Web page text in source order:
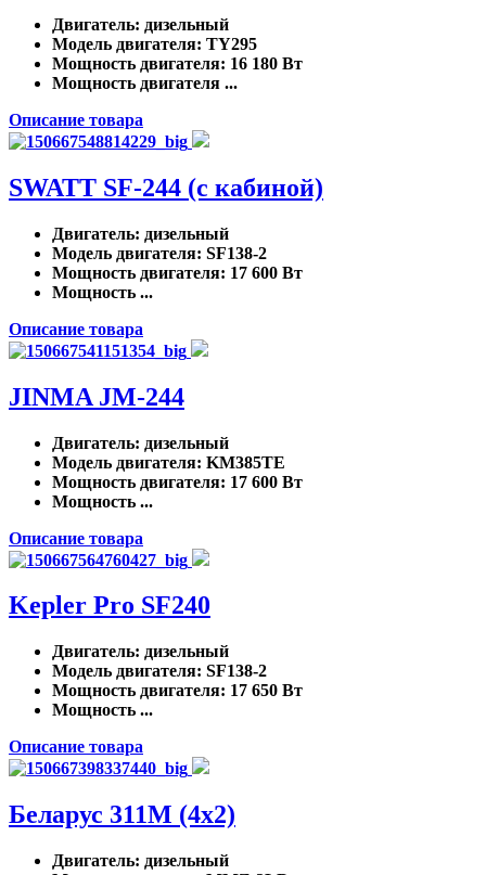
Двигатель: дизельный
Модель двигателя: TY295
Мощность двигателя: 16 180 Вт
Мощность двигателя ...
Описание товара
SWATT SF-244 (с кабиной)
Двигатель: дизельный
Модель двигателя: SF138-2
Мощность двигателя: 17 600 Вт
Мощность ...
Описание товара
JINMA JM-244
Двигатель: дизельный
Модель двигателя: KM385TE
Мощность двигателя: 17 600 Вт
Мощность ...
Описание товара
Kepler Pro SF240
Двигатель: дизельный
Модель двигателя: SF138-2
Мощность двигателя: 17 650 Вт
Мощность ...
Описание товара
Беларус 311M (4x2)
Двигатель: дизельный